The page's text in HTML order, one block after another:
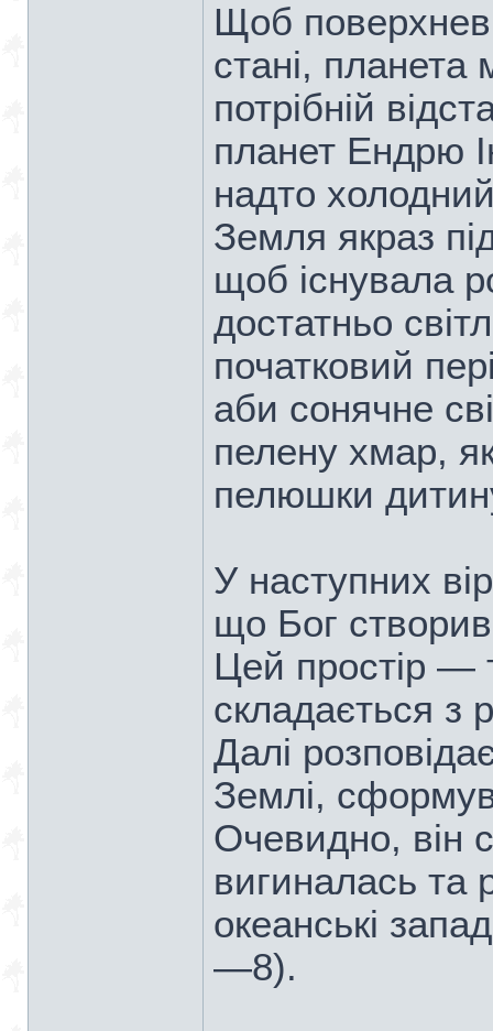
Щоб
стані, планета
потрібній
планет Ендрю
надто
Земля якраз
щоб існувала
достатньо
початковий
аби сонячне
пелену хмар,
пелюшки
У наступних
що Бог
Цей простір —
складається з
Далі
Землі,
Очевидно, він
вигиналась та
океанські
—8).